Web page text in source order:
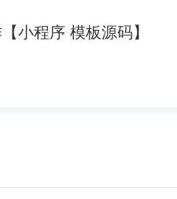
小程序 模板源码】